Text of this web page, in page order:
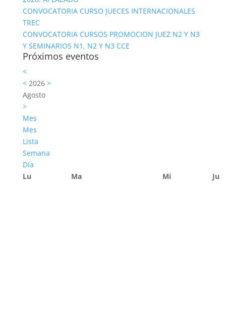
CONVOCATORIA CURSO JUECES INTERNACIONALES
TREC
CONVOCATORIA CURSOS PROMOCION JUEZ N2 Y N3
Y SEMINARIOS N1, N2 Y N3 CCE
Próximos eventos
<
<2026 >
Agosto
>
Mes
Mes
Lista
Semana
Día
Lu
Ma Mi Ju